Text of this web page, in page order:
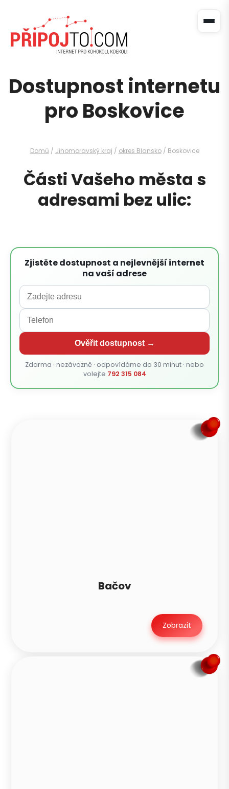
Dostupnost internetu
pro Boskovice
Domů / Jihomoravský kraj / okres Blansko/ Boskovice
Části Vašeho města s
adresami bez ulic:
Zjistěte dostupnost a nejlevnější internet
na vaší adrese
Ověřit dostupnost →
Zdarma · nezávazně · odpovídáme do 30 minut · nebo
volejte 792 315 084
Bačov
Zobrazit